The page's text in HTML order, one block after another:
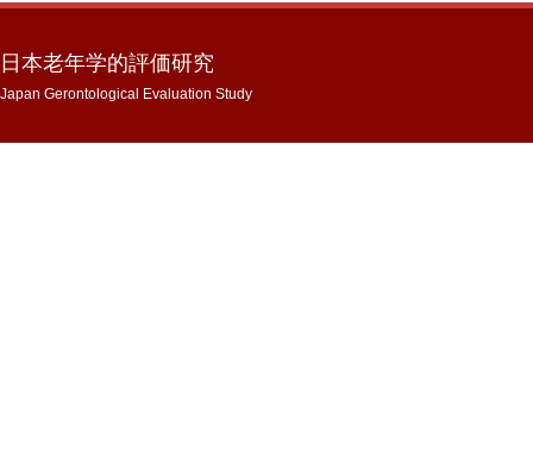
日本老年学的評価研究
Japan Gerontological Evaluation Study